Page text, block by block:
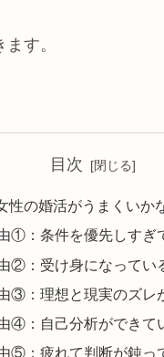
す。
目次
性の婚活がうまくいか
①：条件を優先しすぎ
②：受け身になってい
③：理想と現実のズレ
④：自己分析ができて
⑤：疲れて判断が鈍っ